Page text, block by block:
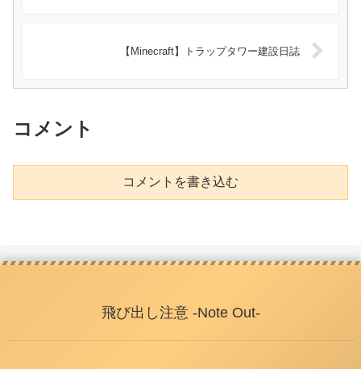
【Minecraft】トラップタワー建設日誌
コメント
コメントを書き込む
飛び出し注意 -Note Out-